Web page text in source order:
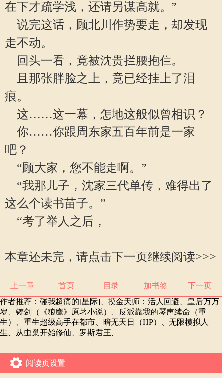
在下才疏学浅，还请另谋高就。”
说完这话，顾北川作势要走，却发现
走不动。
回头一看，竟被沈贵拦腰抱住。
且那张胖脸之上，竟已经挂上了泪
痕。
这……这一幕，怎地这般似曾相识？
你……你跟周东家五百年前是一家
吧？
“顾大家，您不能走啊。”
“我那儿子，沈家三代单传，难得出了
这么个读书苗子。”
“考了举人之后，
本章还未完，请点击下一页继续阅读>>>
上一章 首页 目录 加书签
下一页
作者推荐： 碰我超痛的[星际] 摸金天师：活人回避
皇后万万
岁
铸剑（《狼鹰》原著小说）
反派靠我的琴声续命（重
生）
重生超级高手在都市 暗无天日（HP）
无限模拟人
生
从虫巢开始修仙 罗斯君王
阅读页设置